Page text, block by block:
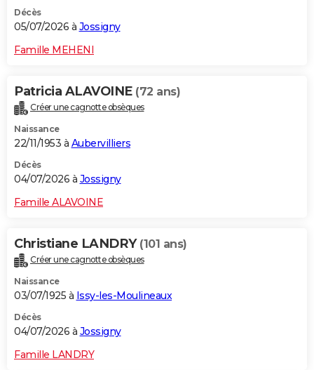
Décès
05/07/2026 à Jossigny
Famille MEHENI
Patricia ALAVOINE (72 ans)
Créer une cagnotte obsèques
Naissance
22/11/1953 à Aubervilliers
Décès
04/07/2026 à Jossigny
Famille ALAVOINE
Christiane LANDRY (101 ans)
Créer une cagnotte obsèques
Naissance
03/07/1925 à Issy-les-Moulineaux
Décès
04/07/2026 à Jossigny
Famille LANDRY